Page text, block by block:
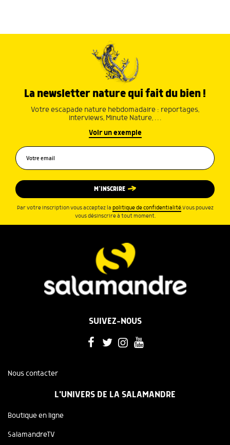
La newsletter nature qui fait du bien !
Votre escapade nature hebdomadaire : reportages,
interviews, Minute Nature, …
Voir un exemple
M’INSCRIRE
Par votre inscription vous acceptez la politique de confidentialité.Vous pouvez
vous désinscrire à tout moment.
SUIVEZ-NOUS
Nous contacter
L'UNIVERS DE LA SALAMANDRE
Boutique en ligne
SalamandreTV